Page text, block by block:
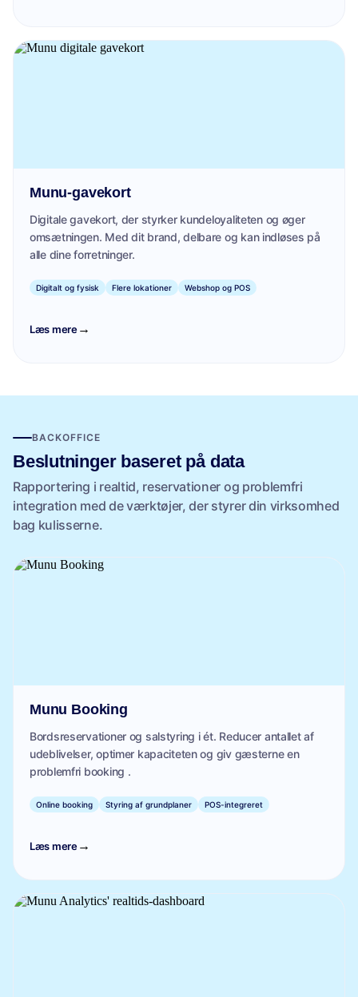
Munu-gavekort
Digitale gavekort, der styrker kundeloyaliteten og øger
omsætningen. Med dit brand, delbare og kan indløses på
alle dine forretninger.
Digitalt og fysisk Flere lokationer Webshop og POS
Læs mere→
BACKOFFICE
Beslutninger baseret på data
Rapportering i realtid, reservationer og problemfri
integration med de værktøjer, der styrer din virksomhed
bag kulisserne.
Munu Booking
Bordsreservationer og salstyring i ét. Reducer antallet af
udeblivelser, optimer kapaciteten og giv gæsterne en
problemfri booking .
Online booking Styring af grundplaner POS-integreret
Læs mere→